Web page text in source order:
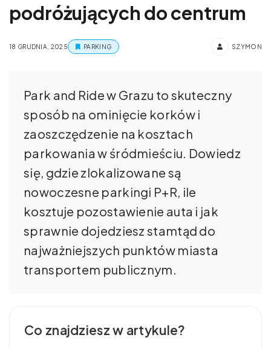
podróżujących do centrum
18 GRUDNIA, 2025 PARKING SZYMON
Park and Ride w Grazu to skuteczny
sposób na ominięcie korków i
zaoszczędzenie na kosztach
parkowania w śródmieściu. Dowiedz
się, gdzie zlokalizowane są
nowoczesne parkingi P+R, ile
kosztuje pozostawienie auta i jak
sprawnie dojedziesz stamtąd do
najważniejszych punktów miasta
transportem publicznym.
Co znajdziesz w artykule?